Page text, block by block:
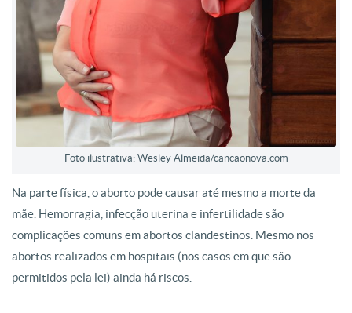
Foto ilustrativa: Wesley Almeida/cancaonova.com
Na parte física, o aborto pode causar até mesmo a morte da
mãe. Hemorragia, infecção uterina e infertilidade são
complicações comuns em abortos clandestinos. Mesmo nos
abortos realizados em hospitais (nos casos em que são
permitidos pela lei) ainda há riscos.